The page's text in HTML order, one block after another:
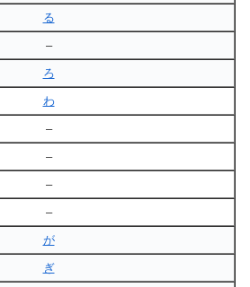
る
–
ろ
わ
–
–
–
–
が
ぎ